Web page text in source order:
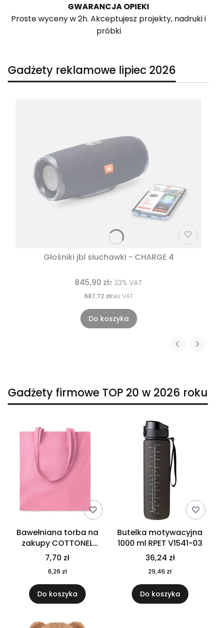
GWARANCJA OPIEKI
Proste wyceny w 2h. Akceptujesz projekty, nadruki i
próbki
Gadżety reklamowe lipiec 2026
Głośniki jbl słuchawki - CHARGE 4
845,90 złz 23% VAT
687,72 złbez VAT
Do koszyka
Gadżety firmowe TOP 20 w 2026 roku
Bawełniana torba na
zakupy COTTONEL
COLOUR++ MO9846-11
7,70 zł
6,26 zł
Do koszyka
Butelka motywacyjna
1000 ml RPET V1541-03
36,24 zł
29,46 zł
Do koszyka